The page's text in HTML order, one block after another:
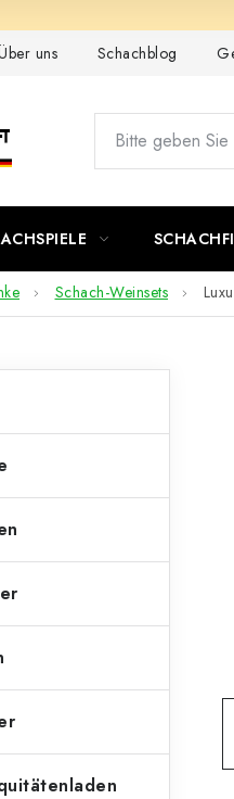
uns Schachblog
Schach-Weinsets